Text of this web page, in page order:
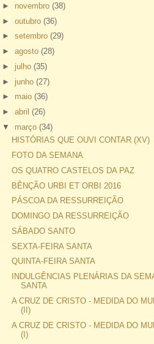
► novembro (38)
► outubro (36)
► setembro (29)
► agosto (28)
► julho (35)
► junho (27)
► maio (36)
► abril (26)
▼ março (34)
HISTÓRIAS QUE OUVI CONTAR (XV)
FOTO DA SEMANA
OS QUATRO CASTELOS DA PAZ
BÊNÇÃO URBI ET ORBI 2016
PÁSCOA DA RESSURREIÇÃO
DOMINGO DA RESSURREIÇÃO
SÁBADO SANTO
SEXTA-FEIRA SANTA
QUINTA-FEIRA SANTA
INDULGÊNCIAS PLENÁRIAS DA
SANTA
A CRUZ DE CRISTO - MEDIDA DO
(II)
A CRUZ DE CRISTO - MEDIDA DO
(I)